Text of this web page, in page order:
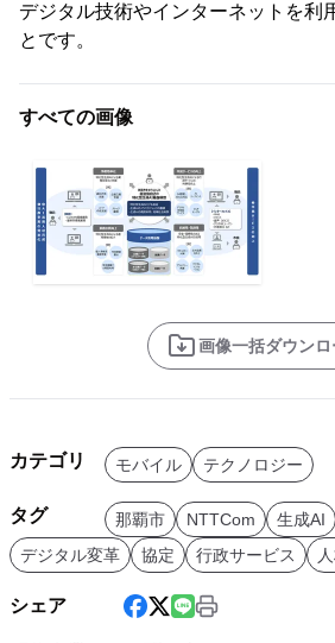
デジタル技術やインターネットを利
とです。
すべての画像
画像一括ダウンロ
カテゴリ モバイル テクノロジー
タグ 那覇市 NTTCom 生成AI
デジタル変革
協定 行政サービス
シェア